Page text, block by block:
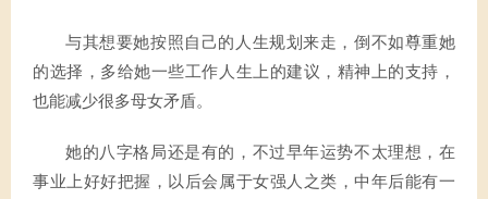
与其想要她按照自己的人生规划来走，倒不如尊重她
的选择，多给她一些工作人生上的建议，精神上的支持，
也能减少很多母女矛盾。
她的八字格局还是有的，不过早年运势不太理想，在
事业上好好把握，以后会属于女强人之类，中年后能有一